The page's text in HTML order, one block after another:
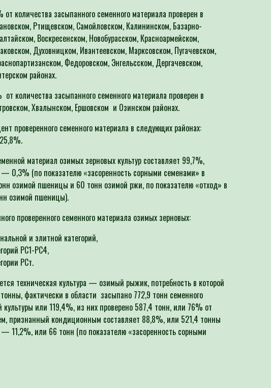
количества засыпанного семенного материала проверен в
Ртищевском, Самойловском, Калининском, Базарно-
Воскресенском, Новобурасском, Красноармейском,
Духовницком, Ивантеевском, Марксовском, Пугачевском,
Федоровском, Энгельсском, Дергачевском,
районах.
количества засыпанного семенного материала проверен в
Хвалынском, Ершовском и Озинском районах.
проверенного семенного материала в следующих районах:
материал озимых зерновых культур составляет 99,7%,
0,3% (по показателю «засоренность сорными семенами» в
озимой пшеницы и 60 тонн озимой ржи, по показателю «отход» в
озимой пшеницы).
проверенного семенного материала озимых зерновых:
и элитной категорий,
РС1-РС4,
РСт.
техническая культура — озимый рыжик, потребность в которой
фактически в области засыпано 772,9 тонн семенного
культуры или 119,4%, из них проверено 587,4 тонн, или 76% от
признанный кондиционным составляет 88,8%, или 521,4 тонны
11,2%, или 66 тонн (по показателю «засоренность сорными